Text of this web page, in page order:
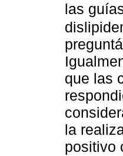
las
que las
la
positivo